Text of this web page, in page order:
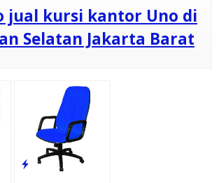
jual kursi kantor Uno di
Selatan Jakarta Barat